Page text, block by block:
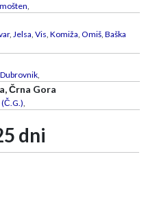
,
, Jelsa, Vis, Komiža, Omiš, Baška
Dubrovnik,
Črna Gora
,
dni